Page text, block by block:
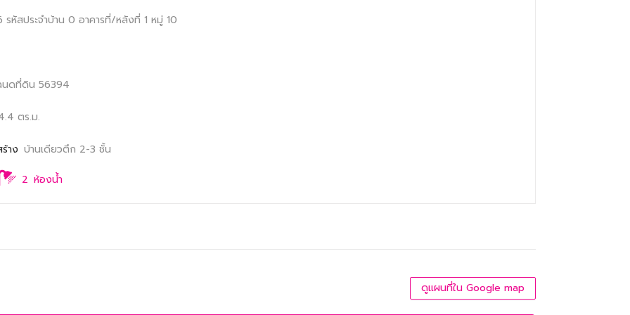
รหัสประจำบ้าน 0อาคารที่/หลังที่ 1หมู่ 10
นดที่ดิน 56394
ตร.ม.
าง บ้านเดียวตึก 2-3 ชั้น
2 ห้องน้ำ
ดูแผนที่ใน Google map